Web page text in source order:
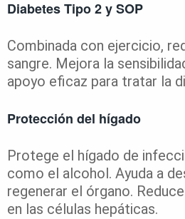
Diabetes Tipo 2 y SOP
Combinada con ejercicio,
sangre. Mejora la
apoyo eficaz para tratar la
Protección del hígado
Protege el hígado de
como el alcohol. Ayuda a
regenerar el órgano.
en las células hepáticas.